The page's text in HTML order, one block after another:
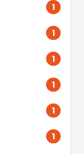
1
1
1
1
1
1